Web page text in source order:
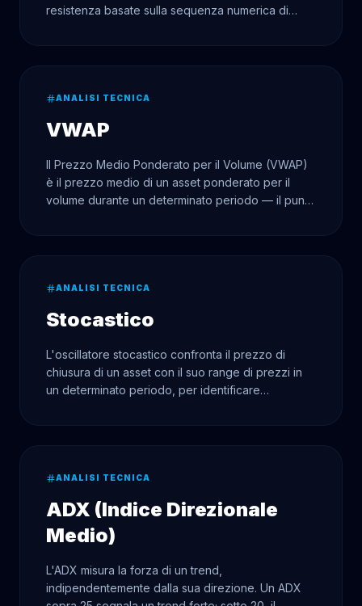
resistenza basate sulla sequenza numerica di
ANALISI TECNICA
VWAP
Il Prezzo Medio Ponderato per il Volume (VWAP)
è il prezzo medio di un asset ponderato per il
volume durante un determinato periodo — il punto
ANALISI TECNICA
Stocastico
L'oscillatore stocastico confronta il prezzo di
chiusura di un asset con il suo range di prezzi in
un determinato periodo, per identificare
ANALISI TECNICA
ADX (Indice Direzionale
Medio)
L'ADX misura la forza di un trend,
indipendentemente dalla sua direzione. Un ADX